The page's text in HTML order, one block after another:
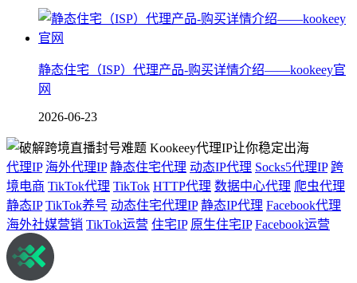
静态住宅（ISP）代理产品-购买详情介绍——kookeey官
网
2026-06-23
代理IP 海外代理IP 静态住宅代理 动态IP代理 Socks5代理IP 跨
境电商 TikTok代理 TikTok HTTP代理 数据中心代理 爬虫代理
静态IP TikTok养号 动态住宅代理IP 静态IP代理 Facebook代理
海外社媒营销 TikTok运营 住宅IP 原生住宅IP Facebook运营